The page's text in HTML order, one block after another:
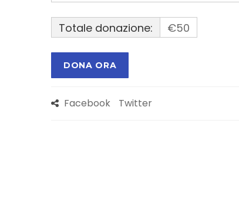
Totale donazione: €50
Facebook Twitter